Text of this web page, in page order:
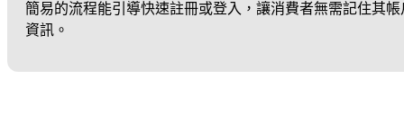
簡易的流程能引導快速註冊或登入，讓消費者無需記住其帳
資訊。